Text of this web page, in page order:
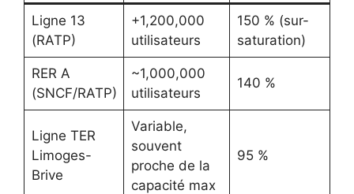
Ligne 13
(RATP)
+1,200,000
utilisateurs
150 % (sur-
saturation)
RER A
(SNCF/RATP)
~1,000,000
utilisateurs
140 %
Ligne TER
Limoges-
Brive
Variable,
souvent
proche de la
capacité max
95 %